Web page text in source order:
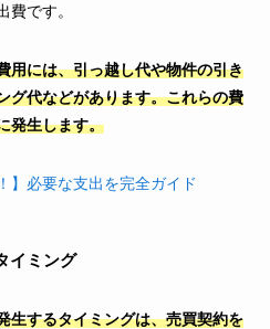
費です。
用には、引っ越し代や物件の引き
グ代などがあります。これらの費
発生します。
】必要な支出を完全ガイド
イミング
生するタイミングは、売買契約を